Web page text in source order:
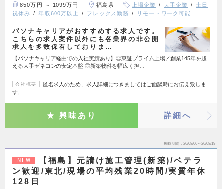
850万円 ～ 1099万円 福島県 上場企業 大手企業
土日
祝休み
年収600万以上 フレックス勤務 リモートワーク可能
パソナキャリアがおすすめする求人です。
こちらの求人案件以外にも各業界の非公開
求人を多数保有しておりま…
【パソナキャリア経由での入社実績あり】◎東証プライム上場／創業145年を超
える大手ゼネコンの安定基盤 ◎新築物件を幅広く担…
会社概要
匿名求人のため、求人詳細につきましてはご面談時にお伝え致しま
す。
興味あり 詳細へ
掲載期間 26/08/06～26/08/19
NEW
【福島】元請け施工管理(新築)/ベテラ
ン歓迎/東北/現場の平均残業20時間/実質年休
128日